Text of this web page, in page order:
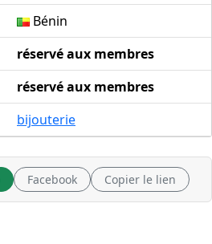
Bénin
réservé aux membres
réservé aux membres
bijouterie
Facebook Copier le lien